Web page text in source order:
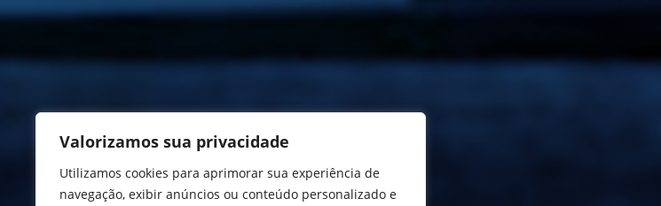
Valorizamos sua privacidade
Utilizamos cookies para aprimorar sua experiência de
navegação, exibir anúncios ou conteúdo personalizado e